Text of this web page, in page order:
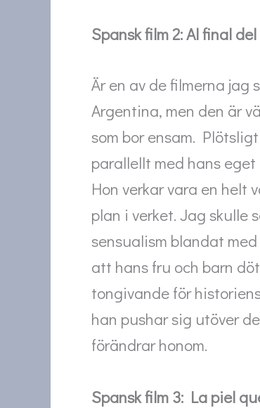
Spansk film 2: Al final
Är en av de filmerna
Argentina, men den är
som bor ensam.
parallellt med hans
Hon verkar vara en helt
plan i verket. Jag skulle
sensualism blandat
att hans fru och barn
tongivande för
han pushar sig utöver
förändrar honom.
Spansk film 3: La piel